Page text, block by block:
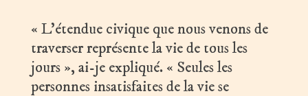
« L’étendue civique que nous venons de
traverser représente la vie de tous les
jours », ai-je expliqué. « Seules les
personnes insatisfaites de la vie se